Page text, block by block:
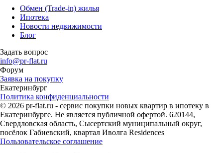
Обмен (Trade-in) жилья
Ипотека
Новости недвижимости
Блог
Задать вопрос
info@pr-flat.ru
Форум
Заявка на покупку
Екатеринбург
Политика конфиденциальности
© 2026 pr-flat.ru - сервис покупки новых квартир в ипотеку в
Екатеринбурге. Не является публичной офертой. 620144,
Свердловская область, Сысертский муниципальный округ,
посёлок Габиевский, квартал Иволга Residences
Пользовательское соглашение